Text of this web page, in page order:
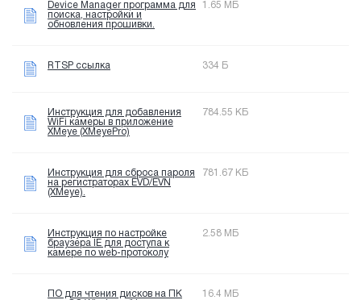
Device Manager программа для
поиска, настройки и
обновления прошивки.
1.65 МБ
RTSP ссылка 334 Б
Инструкция для добавления
WiFi камеры в приложение
XMeye (XMeyePro)
784.55 КБ
Инструкция для сброса пароля
на регистраторах EVD/EVN
(XMeye).
781.67 КБ
Инструкция по настройке
браузера IE для доступа к
камере по web-протоколу
2.58 МБ
ПО для чтения дисков на ПК
16.4 МБ